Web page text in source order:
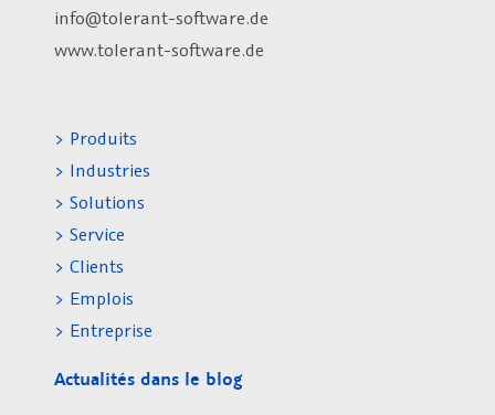
info@tolerant-software.de
www.tolerant-software.de
> Produits
> Industries
> Solutions
> Service
> Clients
> Emplois
> Entreprise
Actualités dans le blog